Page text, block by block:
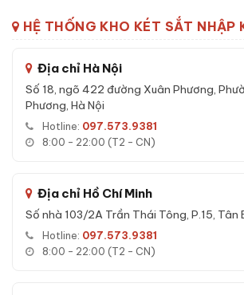
Đặc tính kỹ thuật Két sắt
BJ-150LJ 5 phương thức mở
Model:BJ-150LJ
Trọng lượng:252 kg
Kích thước ngoài (CxRxS):
Hệ thống báo động:Báo trộm + báo
Độ dày thép thân: 5 mm
Độ dày thép cửa:12 mm
HỆ THỐNG KHO KÉT SẮT NHẬP
Địa chỉ Hà Nội
Số 18, ngõ 422 đường Xuân Phương,
Phương, Hà Nội
Hotline: 097.573.9381
8:00 - 22:00 (T2 - CN)
Địa chỉ Hồ Chí Minh
Số nhà 103/2A Trần Thái Tông, P.15, Tân
Hotline: 097.573.9381
8:00 - 22:00 (T2 - CN)